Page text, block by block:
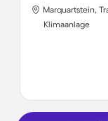
Marquartstein,
Klimaanlage